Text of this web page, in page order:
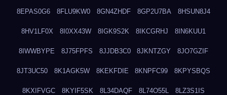
8EPAS0G6 8FLU9KW0 8GN4ZHDF 8GP2U7BA 8HSUN8J4
8HV1LF0X 8I0XX43W 8IGK9S2K 8IKCGRHJ 8IN6KUU1
8IWWBYPE 8J75FPFS 8JJDB3C0 8JKNTZGY 8JO7GZIF
8JT3UC50 8K1AGK5W 8KEKFDIE 8KNPFC99 8KPYSBQS
8KXIFVGC 8KYIF5SK 8L34DAQF 8L74O55L 8LZ3S1IS